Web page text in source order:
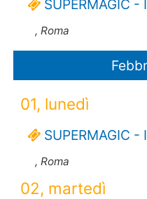
SUPERMAGIC
, Roma
01, lunedì
SUPERMAGIC
, Roma
02, martedì